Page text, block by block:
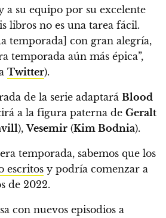
a su equipo por su excelente
libros no es una tarea fácil.
temporada] con gran alegría,
temporada aún más épica”,
Twitter).
de la serie adaptará Blood
a la figura paterna de Geralt
),Vesemir (Kim Bodnia).
temporada, sabemos que los
escritos y podría comenzar a
de 2022.
con nuevos episodios a